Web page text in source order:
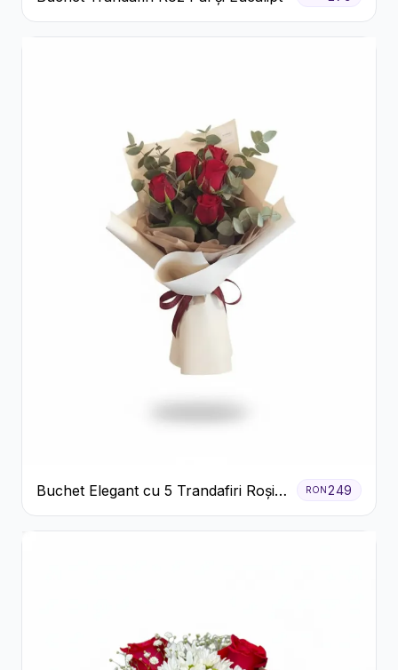
Buchet Elegant cu 5 Trandafiri Roșii
și Eucalipt
RON249